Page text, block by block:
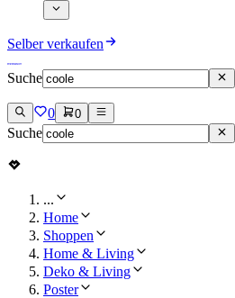
Selber verkaufen
Suche
0 0
Suche
...
Home
Shoppen
Home & Living
Deko & Living
Poster